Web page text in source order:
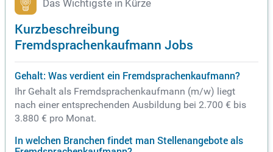
Das Wichtigste in Kürze
Kurzbeschreibung
Fremdsprachenkaufmann Jobs
Gehalt: Was verdient ein Fremdsprachenkaufmann?
Ihr Gehalt als Fremdsprachenkaufmann (m/w) liegt
nach einer entsprechenden Ausbildung bei 2.700 € bis
3.880 € pro Monat.
In welchen Branchen findet man Stellenangebote als